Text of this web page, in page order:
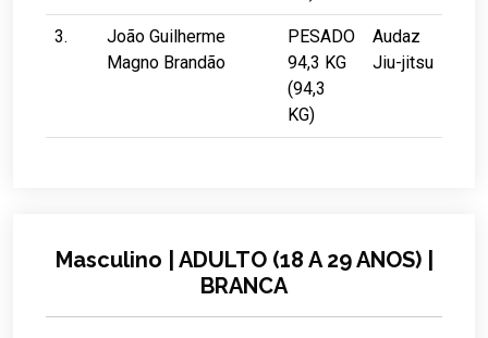
3.
João Guilherme
Magno Brandão
PESADO
94,3 KG
(94,3
KG)
Audaz
Jiu-jitsu
Masculino | ADULTO (18 A 29 ANOS) |
BRANCA